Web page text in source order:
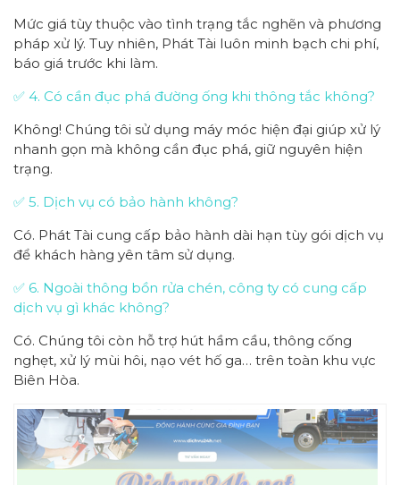
Mức giá tùy thuộc vào tình trạng tắc nghẽn và phương
pháp xử lý. Tuy nhiên, Phát Tài luôn minh bạch chi phí,
báo giá trước khi làm.
✅ 4. Có cần đục phá đường ống khi thông tắc không?
Không! Chúng tôi sử dụng máy móc hiện đại giúp xử lý
nhanh gọn mà không cần đục phá, giữ nguyên hiện
trạng.
✅ 5. Dịch vụ có bảo hành không?
Có. Phát Tài cung cấp bảo hành dài hạn tùy gói dịch vụ
để khách hàng yên tâm sử dụng.
✅ 6. Ngoài thông bồn rửa chén, công ty có cung cấp
dịch vụ gì khác không?
Có. Chúng tôi còn hỗ trợ hút hầm cầu, thông cống
nghẹt, xử lý mùi hôi, nạo vét hố ga… trên toàn khu vực
Biên Hòa.